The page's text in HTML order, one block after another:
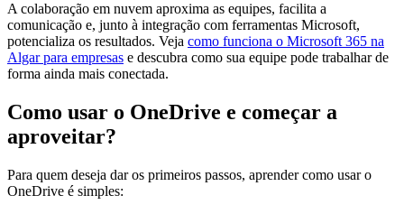
A colaboração em nuvem aproxima as equipes, facilita a
comunicação e, junto à integração com ferramentas Microsoft,
potencializa os resultados. Veja como funciona o Microsoft 365 na
Algar para empresas e descubra como sua equipe pode trabalhar de
forma ainda mais conectada.
Como usar o OneDrive e começar a
aproveitar?
Para quem deseja dar os primeiros passos, aprender como usar o
OneDrive é simples: